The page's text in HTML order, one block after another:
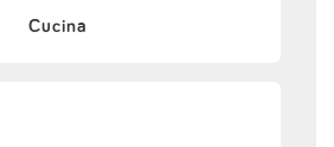
Cucina